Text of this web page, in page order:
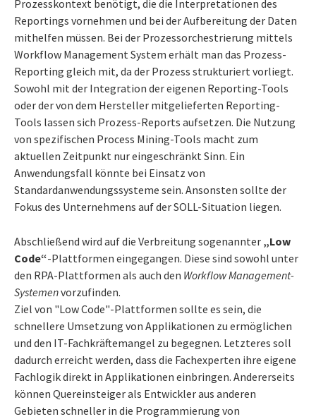
Prozesskontext benötigt, die die Interpretationen des
Reportings vornehmen und bei der Aufbereitung der Daten
mithelfen müssen. Bei der Prozessorchestrierung mittels
Workflow Management System erhält man das Prozess-
Reporting gleich mit, da der Prozess strukturiert vorliegt.
Sowohl mit der Integration der eigenen Reporting-Tools
oder der von dem Hersteller mitgelieferten Reporting-
Tools lassen sich Prozess-Reports aufsetzen. Die Nutzung
von spezifischen Process Mining-Tools macht zum
aktuellen Zeitpunkt nur eingeschränkt Sinn. Ein
Anwendungsfall könnte bei Einsatz von
Standardanwendungssysteme sein. Ansonsten sollte der
Fokus des Unternehmens auf der SOLL-Situation liegen.
Abschließend wird auf die Verbreitung sogenannter „Low
Code“-Plattformen eingegangen. Diese sind sowohl unter
den RPA-Plattformen als auch den Workflow Management-
Systemenvorzufinden.
Ziel von "Low Code"-Plattformen sollte es sein, die
schnellere Umsetzung von Applikationen zu ermöglichen
und den IT-Fachkräftemangel zu begegnen. Letzteres soll
dadurch erreicht werden, dass die Fachexperten ihre eigene
Fachlogik direkt in Applikationen einbringen. Andererseits
können Quereinsteiger als Entwickler aus anderen
Gebieten schneller in die Programmierung von